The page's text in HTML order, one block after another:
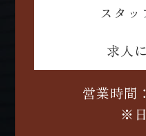
スタ
求人
営業時間
※